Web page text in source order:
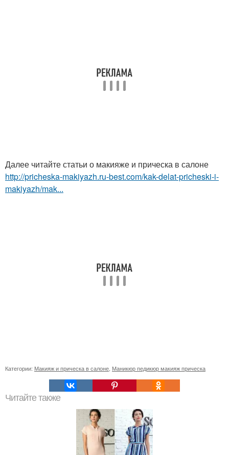
Далее читайте статьи о макияже и прическа в салоне
http://pricheska-makiyazh.ru-best.com/kak-delat-pricheski-i-
makiyazh/mak...
Категории: Макияж и прическа в салоне Маникюр педикюр макияж прическа
Читайте также